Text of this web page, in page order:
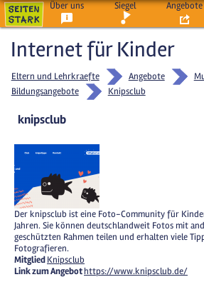
Über uns Siegel Angebote
Internet für Kinder
Eltern und Lehrkraefte Angebote
Bildungsangebote
Knipsclub
knipsclub
Der knipsclub ist eine Foto-Community für
Jahren. Sie können deutschlandweit Fotos mit
geschützten Rahmen teilen und erhalten viele
Fotografieren.
MitgliedKnipsclub
Link zum Angebothttps://www.knipsclub.de/